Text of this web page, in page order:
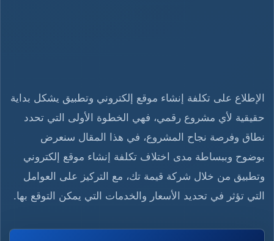
الإطلاع على تكلفة إنشاء موقع إلكتروني وتطبيق يشكل بداية
حقيقية لأي مشروع رقمي، فهي الخطوة الأولى التي تحدد
نطاق وفرصة نجاح المشروع، في هذا المقال سنعرض
بوضوح وببساطة مدى اختلاف تكلفة إنشاء موقع إلكتروني
وتطبيق من خلال شركة قيمة تك، مع التركيز على العوامل
التي تؤثر في تحديد الأسعار والخدمات التي يمكن التوقع بها.